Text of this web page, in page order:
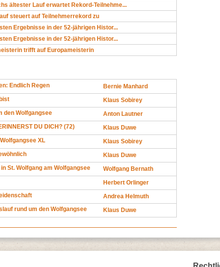
ältester Lauf erwartet Rekord-Teilnehme...
steuert auf Teilnehmerrekord zu
Ergebnisse in der 52-jährigen Histor...
Ergebnisse in der 52-jährigen Histor...
trifft auf Europameisterin
Endlich Regen
Bernie Manhard
Klaus Sobirey
den Wolfgangsee
Anton Lautner
DU DICH? (72)
Klaus Duwe
XL
Klaus Sobirey
Klaus Duwe
St. Wolfgang am Wolfgangsee
Wolfgang Bernath
Herbert Orlinger
Andrea Helmuth
rund um den Wolfgangsee
Klaus Duwe